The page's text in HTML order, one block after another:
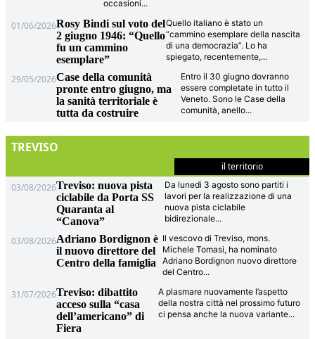
occasioni...
01/06/2026Rosy Bindi sul voto del
2 giugno 1946: “Quello
fu un cammino
esemplare”
Quello italiano è stato un
“cammino esemplare della nascita
di una democrazia”. Lo ha
spiegato, recentemente,...
29/05/2026Case della comunità
pronte entro giugno, ma
la sanità territoriale è
tutta da costruire
Entro il 30 giugno dovranno
essere completate in tutto il
Veneto. Sono le Case della
comunità, anello...
TREVISO
il territorio
03/08/2026Treviso: nuova pista
ciclabile da Porta SS
Quaranta al
“Canova”
Da lunedì 3 agosto sono partiti i
lavori per la realizzazione di una
nuova pista ciclabile
bidirezionale...
03/08/2026Adriano Bordignon è
il nuovo direttore del
Centro della famiglia
Il vescovo di Treviso, mons.
Michele Tomasi, ha nominato
Adriano Bordignon nuovo direttore
del Centro...
31/07/2026Treviso: dibattito
acceso sulla “casa
dell’americano” di
Fiera
A plasmare nuovamente l’aspetto
della nostra città nel prossimo futuro
ci pensa anche la nuova variante...